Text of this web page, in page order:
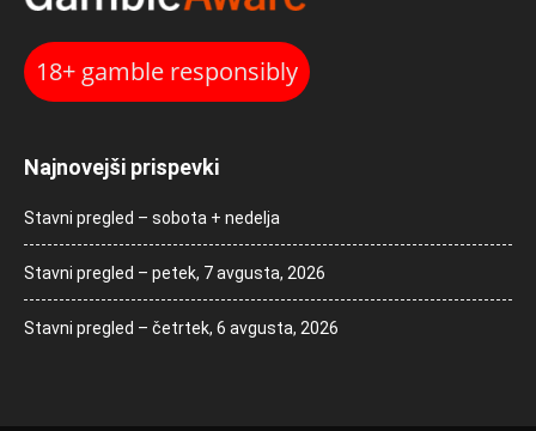
18+ gamble responsibly
Najnovejši prispevki
Stavni pregled – sobota + nedelja
Stavni pregled – petek, 7 avgusta, 2026
Stavni pregled – četrtek, 6 avgusta, 2026